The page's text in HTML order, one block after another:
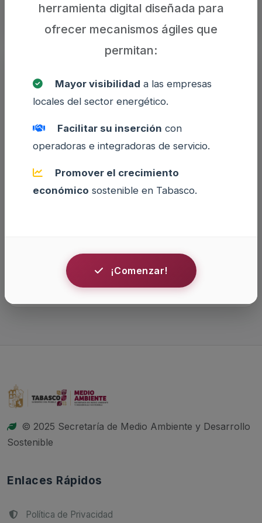
Ver Empresas
Empresas
Iniciar Sesion
© 2025 Secretaría de Medio Ambiente y Desarrollo
Sostenible
Enlaces Rápidos
Política de Privacidad
herramienta digital diseñada para
ofrecer mecanismos ágiles que
permitan:
Mayor visibilidad a las empresas
locales del sector energético.
Facilitar su inserción con
operadoras e integradoras de servicio.
Promover el crecimiento
económico sostenible en Tabasco.
¡Comenzar!